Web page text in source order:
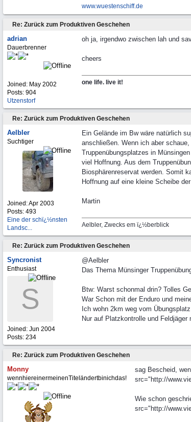
www.wuestenschiff.de
Re: Zurück zum Produktiven Geschehen
adrian
Dauerbrenner
Joined: May 2002
Posts: 904
Utzenstorf
oh ja, irgendwo zwischen lah und
cheers
one life. live it!
Re: Zurück zum Produktiven Geschehen
Aelbler
Suchtiger
Joined:Apr 2003
Posts: 493
Eine der schï¿½nsten
Landsc...
Ein Gelände im Bw wäre natürlich
anschließen. Wenn ich aber
Truppenübungsplatzes in
viel Hoffnung. Aus dem
Biosphärenreservat werden. Somit
Hoffnung auf eine kleine Scheibe
Martin
Aelbler, Zwecks em ï¿½berblick
Re: Zurück zum Produktiven Geschehen
Syncronist
Enthusiast
S
Joined: Jun 2004
Posts: 234
@Aelbler
Das Thema Münsinger
Btw: Warst schonmal drin? Tolles
War Schon mit der Enduro und
Ich wohn 2km weg vom
Nur auf Platzkontrolle und
Re: Zurück zum Produktiven Geschehen
Monny
wennhiereinermeinenTiteländertbinichdas!
sag Bescheid,
src="http://
Wie schon
src="http://